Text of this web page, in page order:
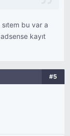
bu var a
kayıt
#5